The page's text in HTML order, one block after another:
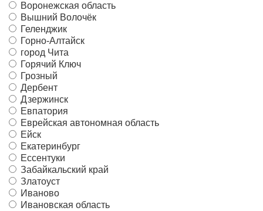
Воронежская область
Вышний Волочёк
Геленджик
Горно-Алтайск
город Чита
Горячий Ключ
Грозный
Дербент
Дзержинск
Евпатория
Еврейская автономная область
Ейск
Екатеринбург
Ессентуки
Забайкальский край
Златоуст
Иваново
Ивановская область